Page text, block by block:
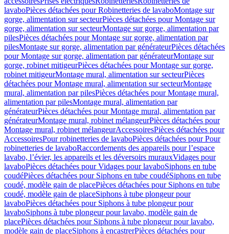
lavaboPièces détachées pour Robinetteries de lavaboMontage sur
gorge, alimentation sur secteurPièces détachées pour Montage sur
gorge, alimentation sur secteurMontage sur gorge, alimentation par
pilesPièces détachées pour Montage sur gorge, alimentation par
pilesMontage sur gorge, alimentation par générateurPièces détachées
pour Montage sur gorge, alimentation par générateurMontage sur
gorge, robinet mitigeurPièces détachées pour Montage sur gorge,
robinet mitigeurMontage mural, alimentation sur secteurPièces
détachées pour Montage mural, alimentation sur secteurMontage
mural, alimentation par pilesPièces détachées pour Montage mural,
alimentation par pilesMontage mural, alimentation par
générateurPièces détachées pour Montage mural, alimentation par
générateurMontage mural, robinet mélangeurPièces détachées pour
Montage mural, robinet mélangeurAccessoiresPièces détachées pour
AccessoiresPour robinetteries de lavaboPièces détachées pour Pour
robinetteries de lavaboRaccordements des appareils pour l’espace
lavabo, l’évier, les appareils et les déversoirs murauxVidages pour
lavaboPièces détachées pour Vidages pour lavaboSiphons en tube
coudéPièces détachées pour Siphons en tube coudéSiphons en tube
coudé, modèle gain de placePièces détachées pour Siphons en tube
coudé, modèle gain de placeSiphons à tube plongeur pour
lavaboPièces détachées pour Siphons à tube plongeur pour
lavaboSiphons à tube plongeur pour lavabo, modèle gain de
placePièces détachées pour Siphons à tube plongeur pour lavabo,
modèle gain de placeSiphons à encastrerPièces détachées pour